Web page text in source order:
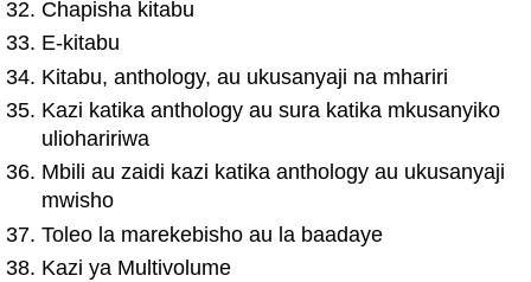
Chapisha kitabu
E-kitabu
Kitabu, anthology, au ukusanyaji na mhariri
Kazi katika anthology au sura katika mkusanyiko
uliohaririwa
Mbili au zaidi kazi katika anthology au ukusanyaji
mwisho
Toleo la marekebisho au la baadaye
Kazi ya Multivolume